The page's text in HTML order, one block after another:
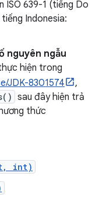
ISO 639-1 (tiếng Do
Indonesia:
nguyên ngẫu
hiện trong
JDK-8301574
,
sau đây hiện trả
thức
int)